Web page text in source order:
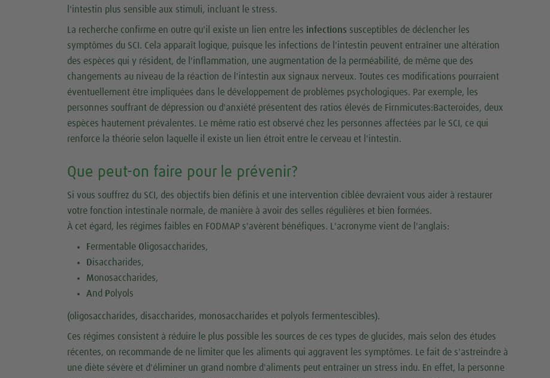
l'intestin plus sensible aux stimuli, incluant le stress.
La recherche confirme en outre qu'il existe un lien entre les infections susceptibles de déclencher les
symptômes du SCI. Cela apparaît logique, puisque les infections de l'intestin peuvent entraîner une altération
des espèces qui y résident, de l'inflammation, une augmentation de la perméabilité, de même que des
changements au niveau de la réaction de l'intestin aux signaux nerveux. Toutes ces modifications pourraient
éventuellement être impliquées dans le développement de problèmes psychologiques. Par exemple, les
personnes souffrant de dépression ou d'anxiété présentent des ratios élevés de Firnmicutes:Bacteroides, deux
espèces hautement prévalentes. Le même ratio est observé chez les personnes affectées par le SCI, ce qui
renforce la théorie selon laquelle il existe un lien étroit entre le cerveau et l'intestin.
Que peut-on faire pour le prévenir?
Si vous souffrez du SCI, des objectifs bien définis et une intervention ciblée devraient vous aider à restaurer
votre fonction intestinale normale, de manière à avoir des selles régulières et bien formées.
À cet égard, les régimes faibles en FODMAP s'avèrent bénéfiques. L'acronyme vient de l'anglais:
Fermentable O ligosaccharides,
Disaccharides,
Monosaccharides,
And Polyols
(oligosaccharides, disaccharides, monosaccharides et polyols fermentescibles).
Ces régimes consistent à réduire le plus possible les sources de ces types de glucides, mais selon des études
récentes, on recommande de ne limiter que les aliments qui aggravent les symptômes. Le fait de s'astreindre à
une diète sévère et d'éliminer un grand nombre d'aliments peut entraîner un stress indu. En effet, la personne